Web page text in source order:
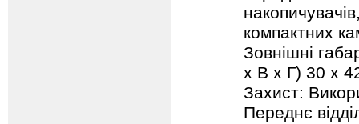
компактних
Зовнішні
х В х Г) 30 x
Захист:
Переднє